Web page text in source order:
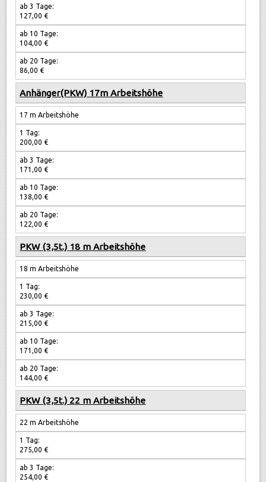
3 Tage
10 Tage
20 Tage
ab 3 Tage:
127,00 €
ab 10 Tage:
104,00 €
ab 20 Tage:
86,00 €
Anhänger(PKW) 17m Arbeitshöhe
17 m Arbeitshöhe
1 Tag:
200,00 €
ab 3 Tage:
171,00 €
ab 10 Tage:
138,00 €
ab 20 Tage:
122,00 €
PKW (3,5t.) 18 m Arbeitshöhe
18 m Arbeitshöhe
1 Tag:
230,00 €
ab 3 Tage:
215,00 €
ab 10 Tage:
171,00 €
ab 20 Tage:
144,00 €
PKW (3,5t.) 22 m Arbeitshöhe
22 m Arbeitshöhe
1 Tag:
275,00 €
ab 3 Tage:
254,00 €